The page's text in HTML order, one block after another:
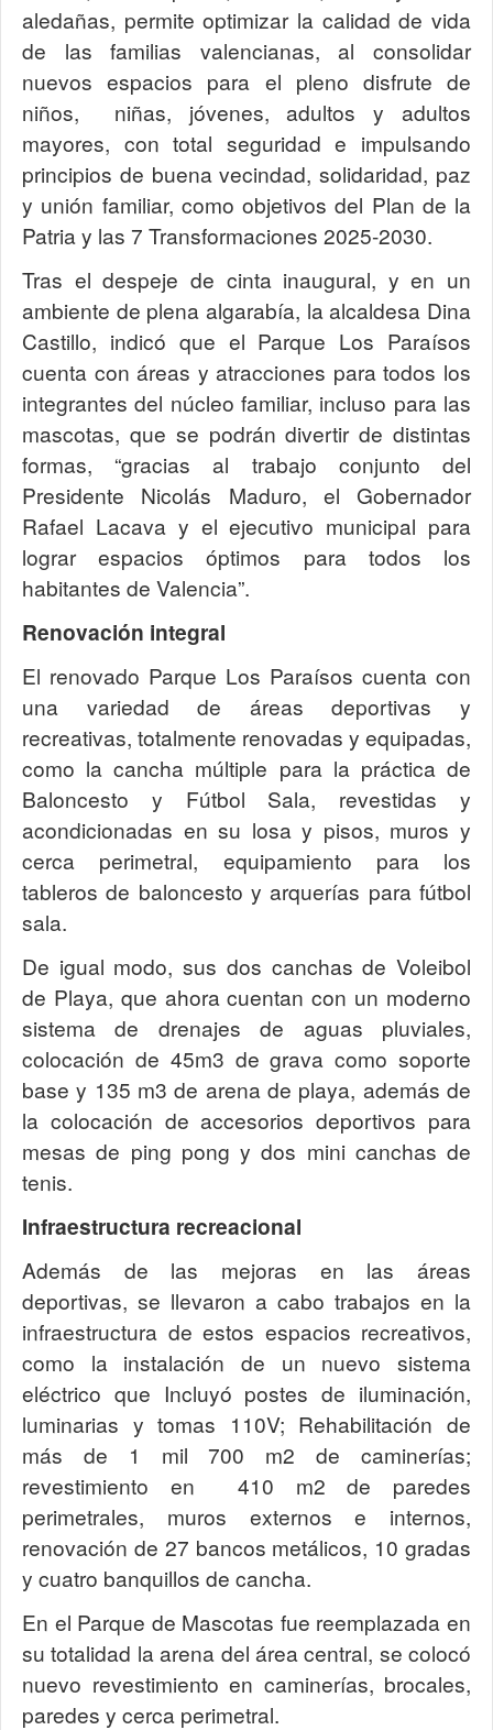
aledañas, permite optimizar la calidad de vida
de las familias valencianas, al consolidar
nuevos espacios para el pleno disfrute de
niños, niñas, jóvenes, adultos y adultos
mayores, con total seguridad e impulsando
principios de buena vecindad, solidaridad, paz
y unión familiar, como objetivosdel Plan de la
Patria y las 7 Transformaciones 2025-2030.
Tras el despeje de cinta inaugural, y en un
ambiente de plena algarabía, la alcaldesa Dina
Castillo, indicó que el Parque Los Paraísos
cuenta con áreas y atracciones para todos los
integrantes del núcleo familiar, incluso para las
mascotas, que se podrán divertir de distintas
formas, “gracias al trabajo conjunto del
Presidente Nicolás Maduro, el Gobernador
Rafael Lacava y el ejecutivo municipal para
lograr espacios óptimos para todos los
habitantes de Valencia”.
Renovación integral
El renovado Parque Los Paraísos cuenta con
una variedad de áreas deportivas y
recreativas, totalmente renovadas y equipadas,
como la cancha múltiple para la práctica de
Baloncesto y Fútbol Sala, revestidas y
acondicionadas en su losa y pisos, muros y
cerca perimetral, equipamiento para los
tableros de baloncesto y arquerías para fútbol
sala.
De igual modo, sus dos canchas de Voleibol
de Playa, que ahora cuentan con un moderno
sistema de drenajes de aguas pluviales,
colocación de 45m3 de grava como soporte
base y 135 m3 de arena de playa, además de
la colocación de accesorios deportivos para
mesas de ping pong y dos mini canchas de
tenis.
Infraestructura recreacional
Además de las mejoras en las áreas
deportivas, se llevaron a cabo trabajos en la
infraestructura de estos espacios recreativos,
como la instalación de un nuevo sistema
eléctrico que Incluyó postes de iluminación,
luminarias y tomas 110V; Rehabilitación de
más de 1 mil 700 m2 de caminerías;
revestimiento en 410 m2 de paredes
perimetrales, muros externos e internos,
renovación de 27 bancos metálicos, 10 gradas
y cuatro banquillos de cancha.
En el Parque de Mascotas fue reemplazada en
su totalidad la arena del área central, se colocó
nuevo revestimiento en caminerías, brocales,
paredes y cerca perimetral.